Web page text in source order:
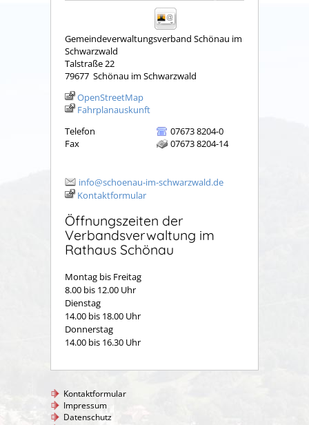
Gemeindeverwaltungsverband Schönau im
Schwarzwald
Talstraße 22
79677 Schönau im Schwarzwald
OpenStreetMap
Fahrplanauskunft
Telefon
07673 8204-0
Fax
07673 8204-14
info@schoenau-im-schwarzwald.de
Kontaktformular
Öffnungszeiten der
Verbandsverwaltung im
Rathaus Schönau
Montag bis Freitag
8.00 bis 12.00 Uhr
Dienstag
14.00 bis 18.00 Uhr
Donnerstag
14.00 bis 16.30 Uhr
Kontaktformular
Impressum
Datenschutz